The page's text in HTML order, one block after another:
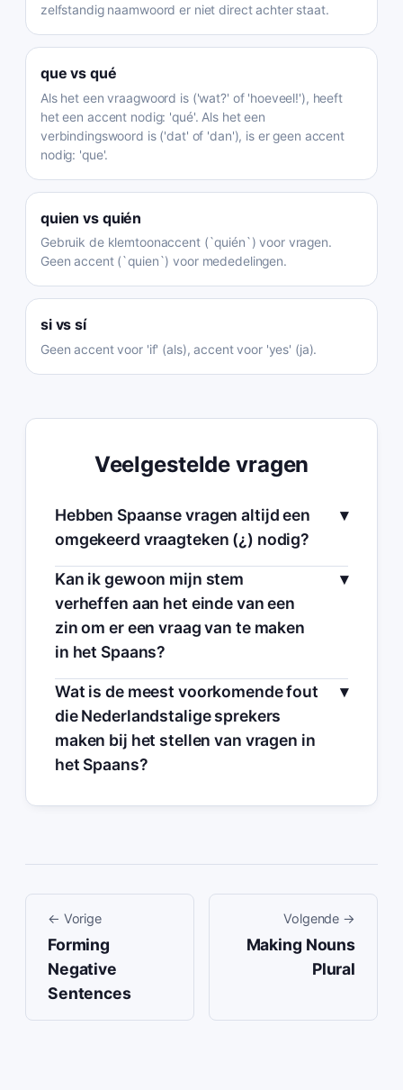
zelfstandig naamwoord er niet direct achter staat.
que vsqué
Als het een vraagwoord is ('wat?' of 'hoeveel!'), heeft
het een accent nodig: 'qué'. Als het een
verbindingswoord is ('dat' of 'dan'), is er geen accent
nodig: 'que'.
quien vs quién
Gebruik de klemtoonaccent (`quién`) voor vragen.
Geen accent (`quien`) voor mededelingen.
sivssí
Geen accent voor 'if' (als), accent voor 'yes' (ja).
Veelgestelde vragen
Hebben Spaanse vragen altijd een
omgekeerd vraagteken (¿) nodig?
Kan ik gewoon mijn stem
verheffen aan het einde van een
zin om er een vraag van te maken
in het Spaans?
Wat is de meest voorkomende fout
die Nederlandstalige sprekers
maken bij het stellen van vragen in
het Spaans?
← Vorige
Forming
Negative
Sentences
Volgende →
Making Nouns
Plural